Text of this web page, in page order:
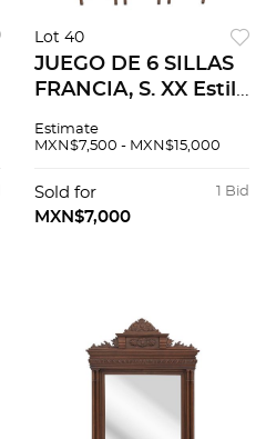
Lot 40
JUEGO DE 6 SILLAS
FRANCIA, S. XX Estilo
madera de roble
acojinados, tapicería
en piel. 6 piezas
Estimate
MXN$7,500 - MXN$15,000
1 Bid
Sold for
MXN$7,000